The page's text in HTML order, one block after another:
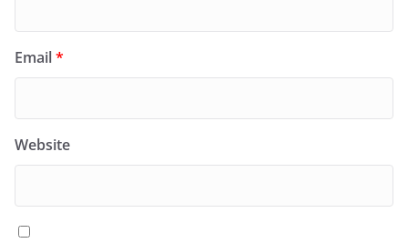
Email*
Website